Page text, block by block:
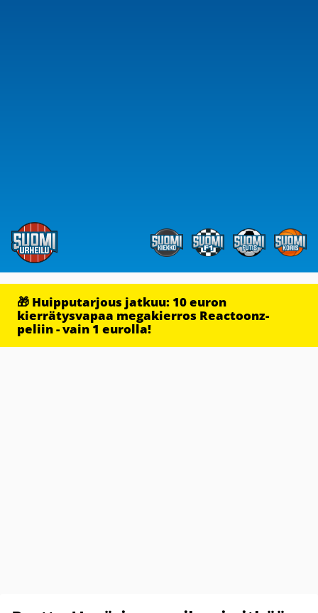
🎁 Huipputarjous jatkuu: 10 euron
kierrätysvapaa megakierros Reactoonz-
peliin - vain 1 eurolla!